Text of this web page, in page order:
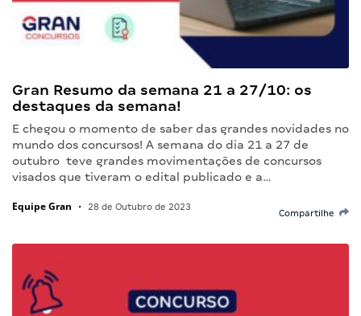
Gran Resumo da semana 21 a 27/10: os
destaques da semana!
E chegou o momento de saber das grandes novidades no
mundo dos concursos! A semana do dia 21 a 27 de
outubro teve grandes movimentações de concursos
visados que tiveram o edital publicado e a…
Equipe Gran • 28 de Outubro de 2023
Compartilhe